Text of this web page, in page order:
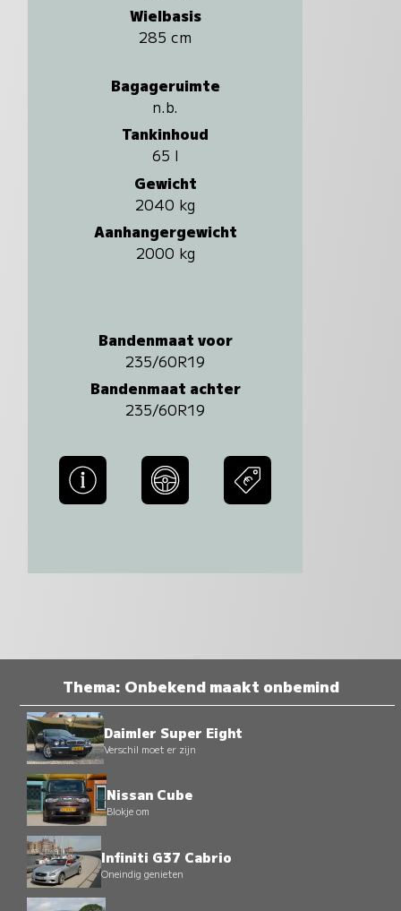
Wielbasis
285 cm
Bagageruimte
n.b.
Tankinhoud
65 l
Gewicht
2040 kg
Aanhangergewicht
2000 kg
Bandenmaat voor
235/60R19
Bandenmaat achter
235/60R19
Thema: Onbekend maakt onbemind
Daimler Super Eight
Verschil moet er zijn
Nissan Cube
Blokje om
Infiniti G37 Cabrio
Oneindig genieten